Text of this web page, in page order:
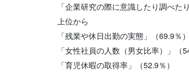
「企業研究の際に意識したり調べた
上位から
「残業や休日出勤の実態」（69.9％）
「女性社員の人数（男女比率）」（
「育児休暇の取得率」（52.9％）